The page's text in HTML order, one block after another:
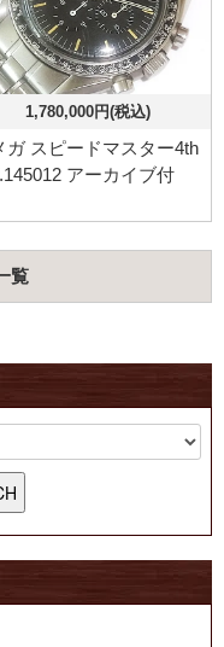
1,780,000円(税込)
ガ スピードマスター4th
アーカイブ付
覧